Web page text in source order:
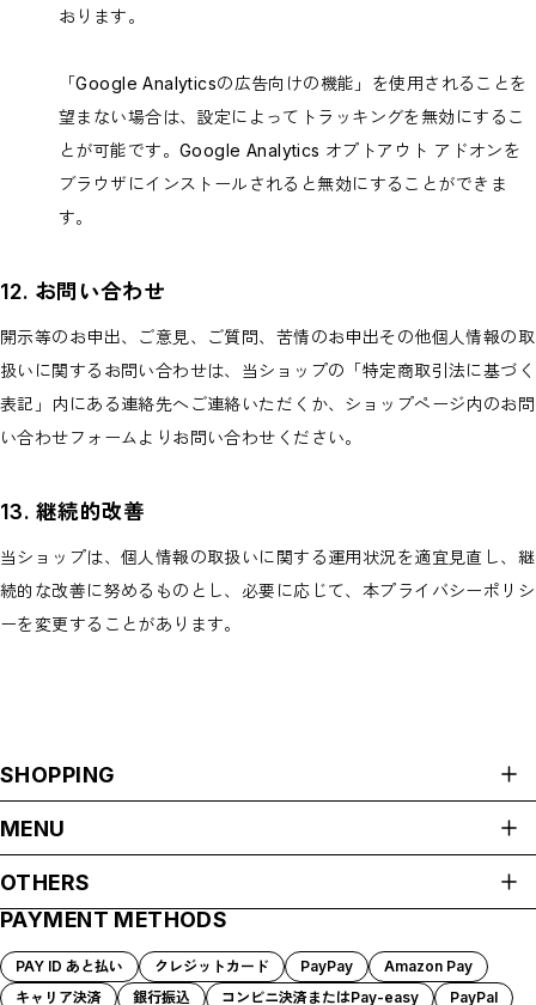
おります。
「Google Analyticsの広告向けの機能」を使用されることを
望まない場合は、設定によってトラッキングを無効にするこ
とが可能です。Google Analytics オプトアウト アドオンを
ブラウザにインストールされると無効にすることができま
す。
12. お問い合わせ
開示等のお申出、ご意見、ご質問、苦情のお申出その他個人情報の取
扱いに関するお問い合わせは、当ショップの「特定商取引法に基づく
表記」内にある連絡先へご連絡いただくか、ショップページ内のお問
い合わせフォームよりお問い合わせください。
13. 継続的改善
当ショップは、個人情報の取扱いに関する運用状況を適宜見直し、継
続的な改善に努めるものとし、必要に応じて、本プライバシーポリシ
ーを変更することがあります。
SHOPPING
RHYMES BASKETBALL ACADEMY
#HARDWORK #INTENSITY #ENERGY
CULTURE WASN'T BUILT IN A DAY
TO PROTECT.（守）
EVERY DETAIL MATTERS.
MENU
SHOP GUIDE
PAYMENT METHODS
BLOG
OTHERS
プライバシーポリシー
特定商取引法に基づく表記
会員規約
PAYMENT METHODS
PAY ID あと払い クレジットカード PayPay
Amazon Pay
キャリア決済
銀行振込 コンビニ決済またはPay-easy PayPal